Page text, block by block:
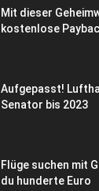
Mit dieser
kostenlose
Aufgepasst!
Senator bis 2023
Flüge suchen mit
du hunderte Euro